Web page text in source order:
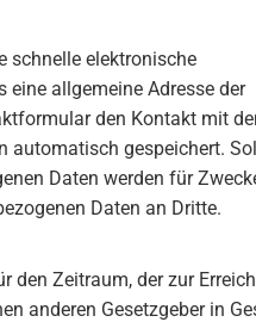
schnelle elektronische
allgemeine Adresse der
den Kontakt mit
automatisch gespeichert.
Daten werden für
Daten an Dritte.
den Zeitraum, der zur
anderen Gesetzgeber in